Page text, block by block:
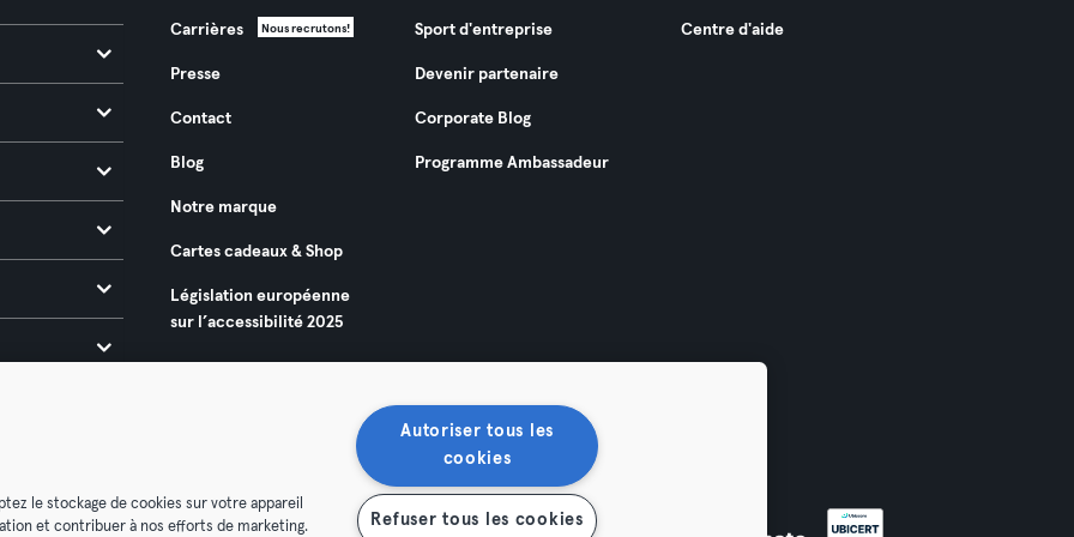
Carrières Nous recrutons!
Presse
Contact
Blog
Notre marque
Cartes cadeaux & Shop
Législation européenne
sur l’accessibilité 2025
Sport d'entreprise
Devenir partenaire
Corporate Blog
Programme Ambassadeur
Centre d'aide
Politique de confidentialité Mentions légales
le stockage de cookies sur votre appareil
et contribuer à nos efforts de marketing.
Autoriser tous les
cookies
Refuser tous les cookies